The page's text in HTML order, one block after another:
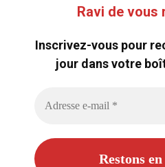
Ravi de vous
Inscrivez-vous pour
jour dans votre